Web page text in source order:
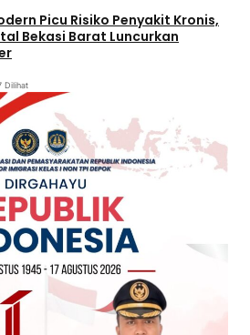
Picu Risiko Penyakit Kronis,
Bekasi Barat Luncurkan
Dilihat